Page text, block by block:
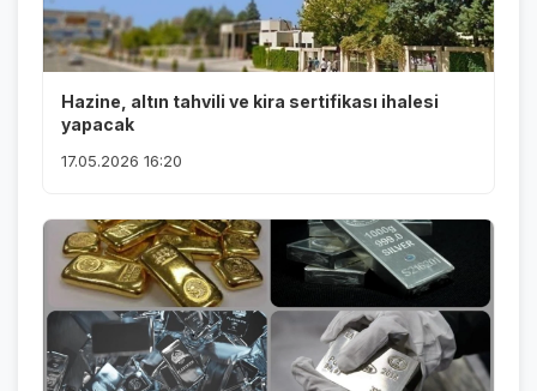
Hazine, altın tahvili ve kira sertifikası ihalesi
yapacak
17.05.2026 16:20